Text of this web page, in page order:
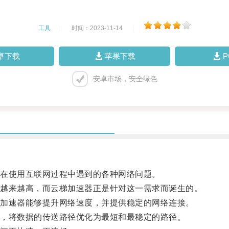
工具 时间：2023-11-14
下载 苹果下载
安卓市场，安全绿色
用互联网过程中遇到的各种网络问题。
越高，而云梯加速器正是针对这一需求而诞生的。
器能够提升网络速度，并提供稳定的网络连接。
数据的传送路径优化为最短和最稳定的路径。